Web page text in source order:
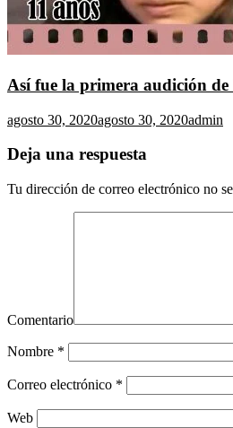
Así fue la primera audición
agosto 30, 2020agosto 30, 2020admin
Deja una respuesta
Tu dirección de correo electrónico no
Comentario
Nombre *
Correo electrónico *
Web